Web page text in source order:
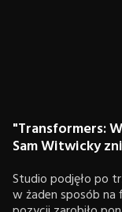
"Transformers:
Sam Witwicky
Studio podjęło po
w żaden sposób na